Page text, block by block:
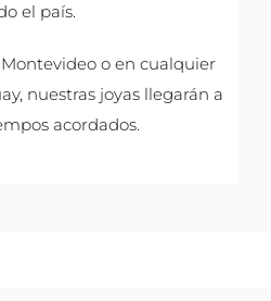
el país.
Montevideo o en cualquier
nuestras joyas llegarán a
acordados.